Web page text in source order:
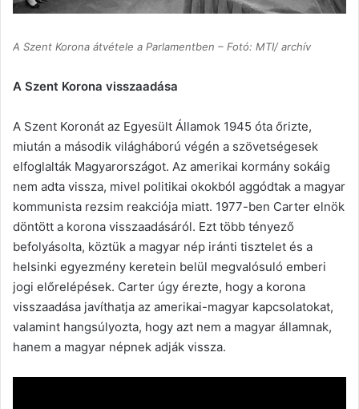
A Szent Korona átvétele a Parlamentben – Fotó: MTI/ archív
A Szent Korona visszaadása
A Szent Koronát az Egyesült Államok 1945 óta őrizte,
miután a második világháború végén a szövetségesek
elfoglalták Magyarországot. Az amerikai kormány sokáig
nem adta vissza, mivel politikai okokból aggódtak a magyar
kommunista rezsim reakciója miatt. 1977-ben Carter elnök
döntött a korona visszaadásáról. Ezt több tényező
befolyásolta, köztük a magyar nép iránti tisztelet és a
helsinki egyezmény keretein belül megvalósuló emberi
jogi előrelépések. Carter úgy érezte, hogy a korona
visszaadása javíthatja az amerikai-magyar kapcsolatokat,
valamint hangsúlyozta, hogy azt nem a magyar államnak,
hanem a magyar népnek adják vissza.